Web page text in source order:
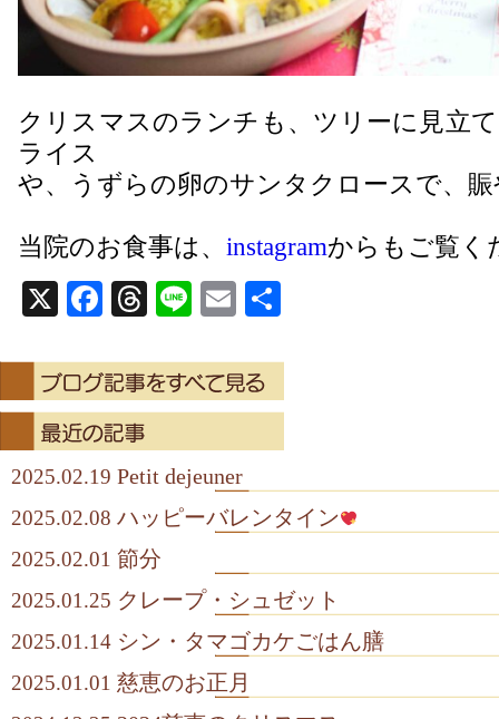
クリスマスのランチも、ツリーに見立
ライス
や、うずらの卵のサンタクロースで、
当院のお食事は、 instagramからもご覧く
X Facebook
Threads
LineEmail
2025.02.19 Petit dejeuner
2025.02.08 ハッピーバレンタイン
2025.02.01 節分
2025.01.25 クレープ・シュゼット
2025.01.14 シン・タマゴカケごはん膳
2025.01.01 慈恵のお正月